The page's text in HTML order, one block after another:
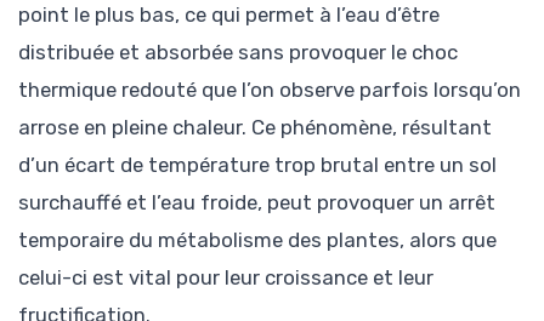
point le plus bas, ce qui permet à l’eau d’être
distribuée et absorbée sans provoquer le choc
thermique redouté que l’on observe parfois lorsqu’on
arrose en pleine chaleur. Ce phénomène, résultant
d’un écart de température trop brutal entre un sol
surchauffé et l’eau froide, peut provoquer un arrêt
temporaire du métabolisme des plantes, alors que
celui-ci est vital pour leur croissance et leur
fructification.